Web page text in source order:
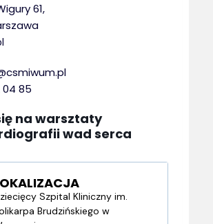
61,
04 85
na warsztaty
wad serca
Szpital Kliniczny im.
Brudzińskiego w